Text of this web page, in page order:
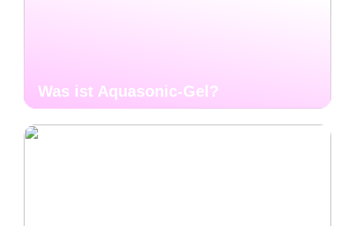
Was ist Aquasonic-Gel?